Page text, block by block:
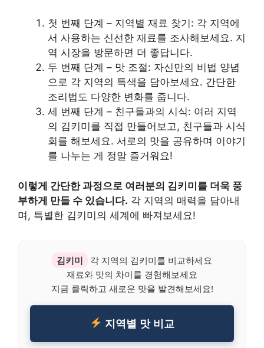
첫 번째 단계 – 지역별 재료 찾기: 각 지역에
서 사용하는 신선한 재료를 조사해보세요. 지
역 시장을 방문하면 더 좋답니다.
두 번째 단계 – 맛 조절: 자신만의 비법 양념
으로 각 지역의 특색을 담아보세요. 간단한
조리법도 다양한 변화를 줍니다.
세 번째 단계 – 친구들과의 시식: 여러 지역
의 김키미를 직접 만들어보고, 친구들과 시식
회를 해보세요. 서로의 맛을 공유하며 이야기
를 나누는 게 정말 즐거워요!
이렇게 간단한 과정으로 여러분의 김키미를 더욱 풍
부하게 만들 수 있습니다. 각 지역의 매력을 담아내
며, 특별한 김키미의 세계에 빠져보세요!
김키미
각 지역의 김키미를 비교하세요
재료와 맛의 차이를 경험해보세요
지금 클릭하고 새로운 맛을 발견해보세요!
지역별 맛 비교